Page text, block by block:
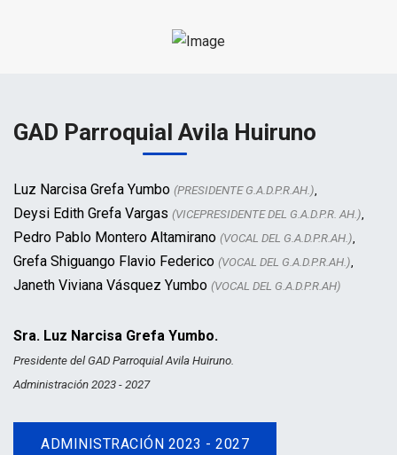
GAD Parroquial Avila Huiruno
Luz Narcisa Grefa Yumbo (PRESIDENTE G.A.D.P.R.AH.),
Deysi Edith Grefa Vargas (VICEPRESIDENTE DEL G.A.D.P.R. AH.),
Pedro Pablo Montero Altamirano (VOCAL DEL G.A.D.P.R.AH.),
Grefa Shiguango Flavio Federico (VOCAL DEL G.A.D.P.R.AH.),
Janeth Viviana Vásquez Yumbo (VOCAL DEL G.A.D.P.R.AH)
Sra. Luz Narcisa Grefa Yumbo.
Presidente del GAD Parroquial Avila Huiruno.
Administración 2023 - 2027
ADMINISTRACIÓN 2023 - 2027